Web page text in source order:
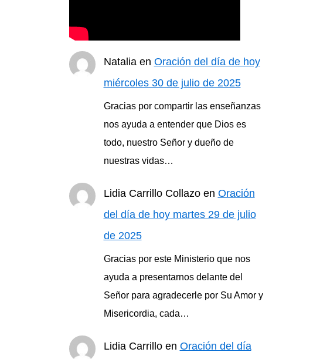
Nataliaen Oración del día de hoy
miércoles 30 de julio de 2025
Gracias por compartir las enseñanzas
nos ayuda a entender que Dios es
todo, nuestro Señor y dueño de
nuestras vidas…
Lidia Carrillo Collazoen Oración
del día de hoy martes 29 de julio
de 2025
Gracias por este Ministerio que nos
ayuda a presentarnos delante del
Señor para agradecerle por Su Amor y
Misericordia, cada…
Lidia Carrilloen Oración del día